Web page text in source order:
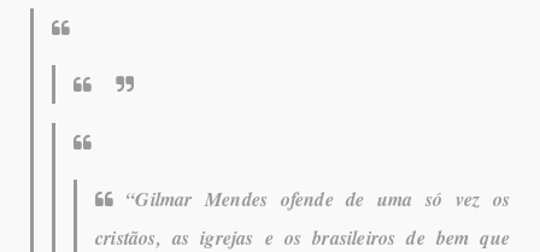
“Gilmar Mendes ofende de uma só vez os
cristãos, as igrejas e os brasileiros de bem que